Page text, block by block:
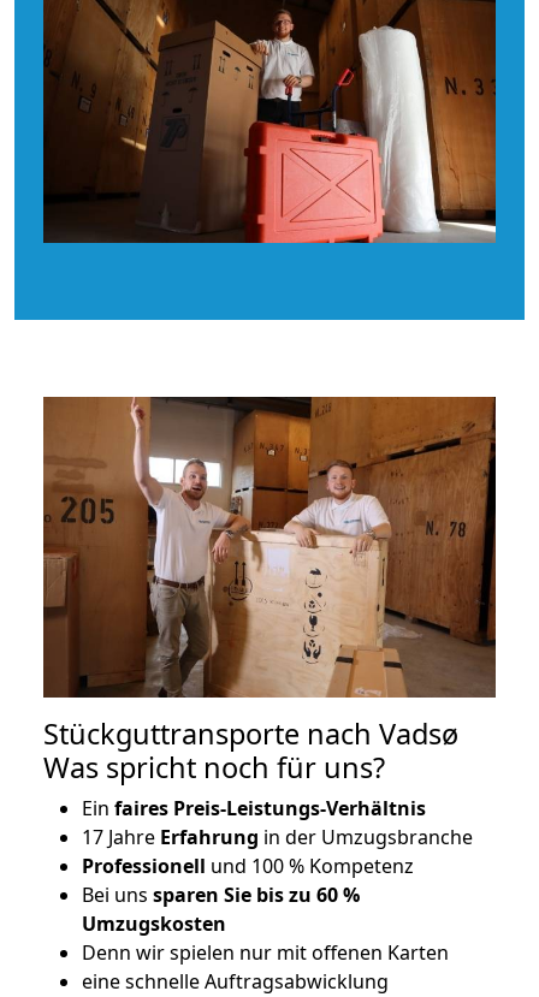
Stückguttransporte nach Vadsø
Was spricht noch für uns?
Ein faires Preis-Leistungs-Verhältnis
17 Jahre Erfahrung in der Umzugsbranche
Professionell und 100 % Kompetenz
Bei uns sparen Sie bis zu 60 %
Umzugskosten
Denn wir spielen nur mit offenen Karten
eine schnelle Auftragsabwicklung